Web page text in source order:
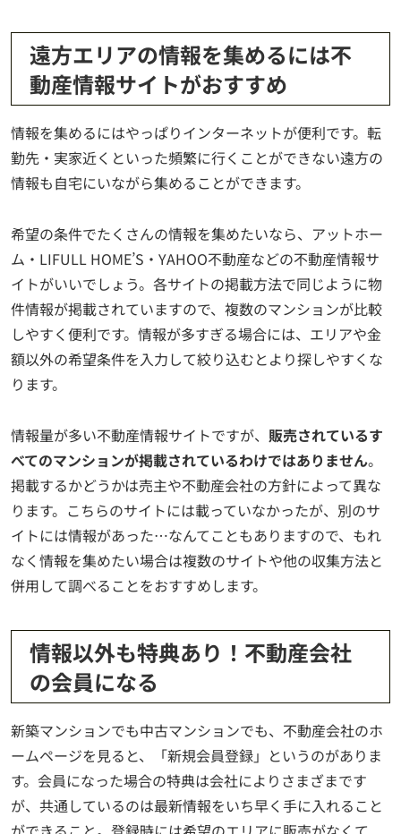
遠方エリアの情報を集めるには不
動産情報サイトがおすすめ
情報を集めるにはやっぱりインターネットが便利です。転
勤先・実家近くといった頻繁に行くことができない遠方の
情報も自宅にいながら集めることができます。
希望の条件でたくさんの情報を集めたいなら、アットホー
ム・LIFULL HOME’S・YAHOO不動産などの不動産情報サ
イトがいいでしょう。各サイトの掲載方法で同じように物
件情報が掲載されていますので、複数のマンションが比較
しやすく便利です。情報が多すぎる場合には、エリアや金
額以外の希望条件を入力して絞り込むとより探しやすくな
ります。
情報量が多い不動産情報サイトですが、 販売されているす
べてのマンションが掲載されているわけではありません。
掲載するかどうかは売主や不動産会社の方針によって異な
ります。こちらのサイトには載っていなかったが、別のサ
イトには情報があった…なんてこともありますので、もれ
なく情報を集めたい場合は複数のサイトや他の収集方法と
併用して調べることをおすすめします。
情報以外も特典あり！不動産会社
の会員になる
新築マンションでも中古マンションでも、不動産会社のホ
ームページを見ると、「新規会員登録」というのがありま
す。会員になった場合の特典は会社によりさまざまです
が、共通しているのは最新情報をいち早く手に入れること